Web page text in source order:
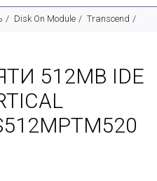
Disk On Module Transcend
512MB IDE